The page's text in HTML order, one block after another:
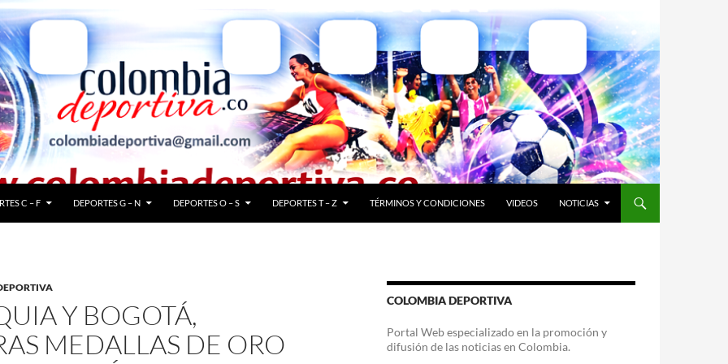
C – F DEPORTES G – N DEPORTES O – S DEPORTES T – Z TÉRMINOS Y CONDICIONES VIDEOS NOTICIAS
Y BOGOTÁ,
MEDALLAS DE ORO
COLOMBIA DEPORTIVA
Portal Web especializado en la promoción y
difusión de las noticias en Colombia.